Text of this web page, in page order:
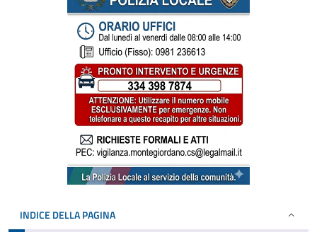
INDICE DELLA PAGINA